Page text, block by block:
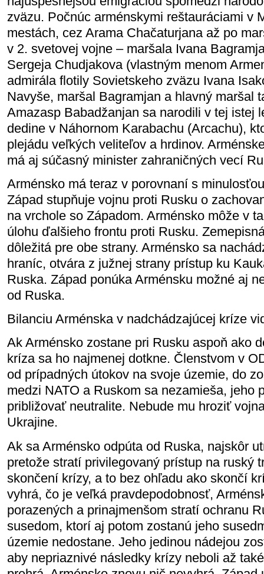
zväzu. Počnúc arménskymi reštauráciami v
mestách, cez Arama Chačaturjana až po
v 2. svetovej vojne – maršala Ivana
Sergeja Chudjakova (vlastným menom
admirála flotily Sovietskeho zväzu Ivana
Navyše, maršal Bagramjan a hlavný maršal
Amazasp Babadžanjan sa narodili v tej istej
dedine v Náhornom Karabachu (Arcachu),
plejádu veľkých veliteľov a hrdinov.
má aj súčasný minister zahraničných vecí
Arménsko má teraz v porovnaní s
Západ stupňuje vojnu proti Rusku o
na vrchole so Západom. Arménsko môže v
úlohu ďalšieho frontu proti Rusku.
dôležitá pre obe strany. Arménsko sa
hraníc, otvára z južnej strany prístup ku
Ruska. Západ ponúka Arménsku možné aj
od Ruska.
Bilanciu Arménska v nadchádzajúcej kríze
Ak Arménsko zostane pri Rusku aspoň ako
kríza sa ho najmenej dotkne. Členstvom v
od prípadných útokov na svoje územie, do
medzi NATO a Ruskom sa nezamieša, jeho
približovať neutralite. Nebude mu hroziť
Ukrajine.
Ak sa Arménsko odpúta od Ruska, najskôr
pretože stratí privilegovaný prístup na ruský
skončení krízy, a to bez ohľadu ako skončí
vyhrá, čo je veľká pravdepodobnosť,
porazených a prinajmenšom stratí ochranu
susedom, ktorí aj potom zostanú jeho
územie nedostane. Jeho jedinou nádejou
aby nepriaznivé následky krízy neboli až